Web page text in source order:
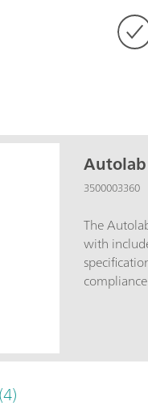
3500003360
The
with